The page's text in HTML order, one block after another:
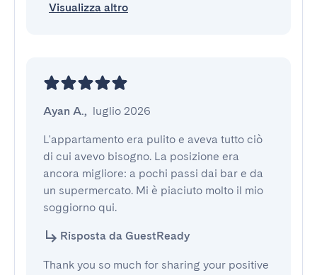
Visualizza altro
Ayan A., luglio 2026
L'appartamento era pulito e aveva tutto ciò
di cui avevo bisogno. La posizione era
ancora migliore: a pochi passi dai bar e da
un supermercato. Mi è piaciuto molto il mio
soggiorno qui.
Risposta da GuestReady
Thank you so much for sharing your positive